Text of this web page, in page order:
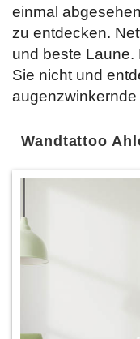
einmal
zu entdecken.
und beste Laune.
Sie nicht und
Wandtattoo